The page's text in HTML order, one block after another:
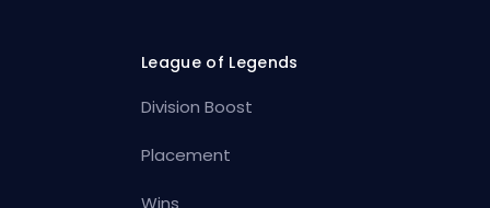
League of Legends
Division Boost
Placement
Wins